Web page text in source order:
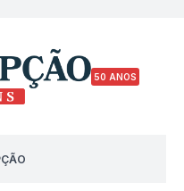
50 ANOS